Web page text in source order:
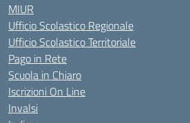
MIUR
Ufficio Scolastico Regionale
Ufficio Scolastico Territoriale
Pago in Rete
Scuola in Chiaro
Iscrizioni On Line
Invalsi